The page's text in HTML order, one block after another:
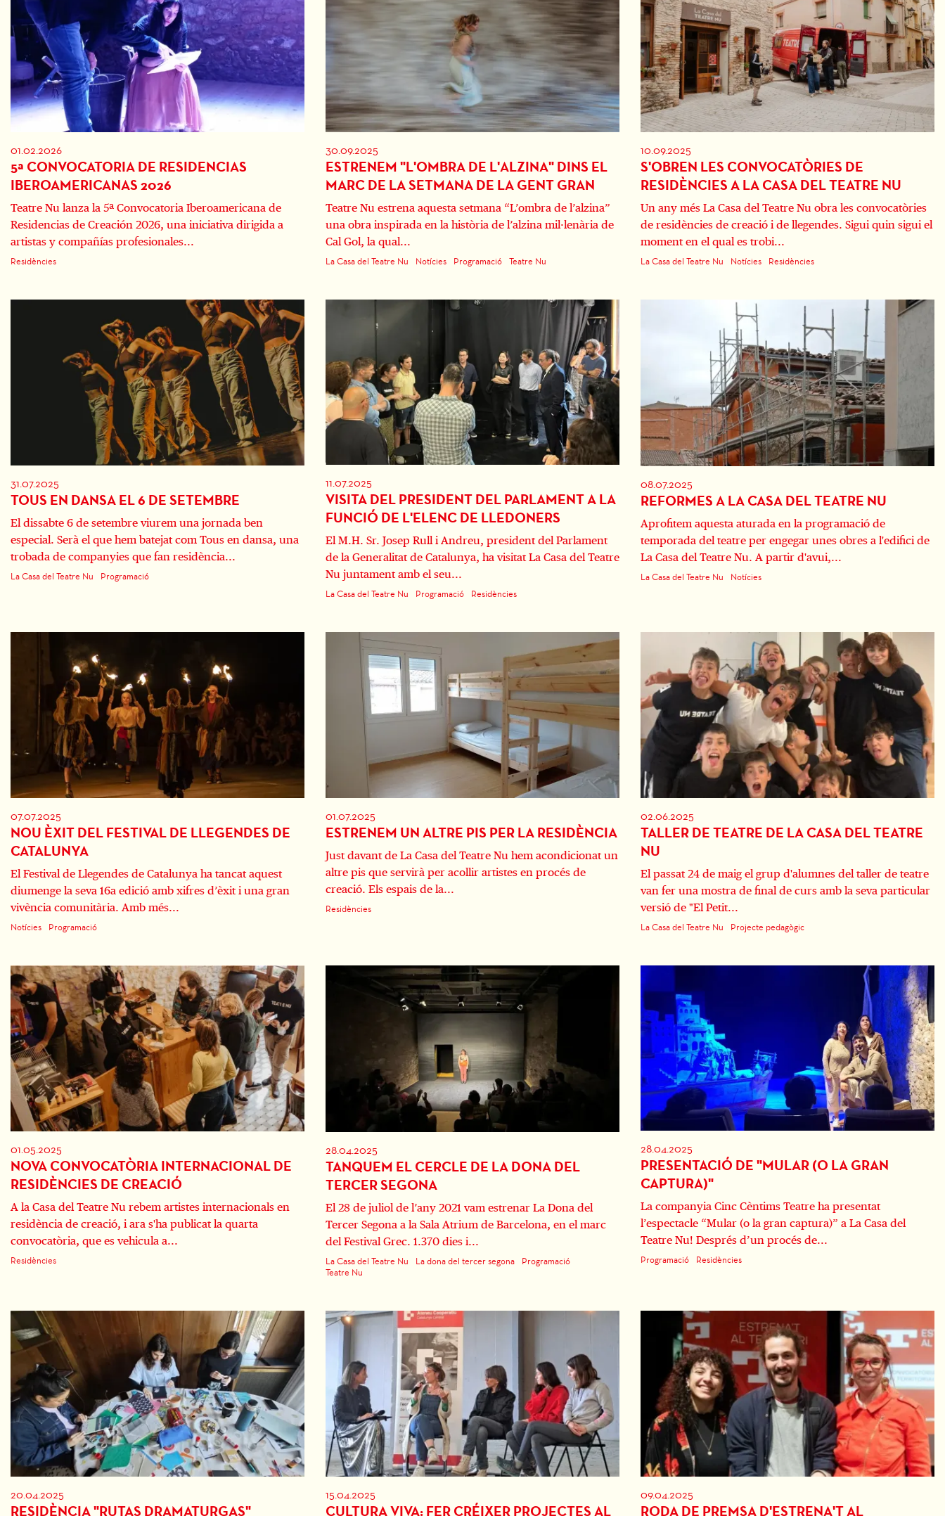
01.02.2026
5ª CONVOCATORIA DE RESIDENCIAS
IBEROAMERICANAS 2026
Teatre Nu lanza la 5ª Convocatoria Iberoamericana de
Residencias de Creación 2026, una iniciativa dirigida a
artistas y compañías profesionales...
Residències
30.09.2025
ESTRENEM "L'OMBRA DE L'ALZINA" DINS EL
MARC DE LA SETMANA DE LA GENT GRAN
Teatre Nu estrena aquesta setmana “L’ombra de l’alzina”
una obra inspirada en la història de l’alzina mil·lenària de
Cal Gol, la qual...
La Casa del Teatre Nu Notícies Programació Teatre Nu
10.09.2025
S'OBREN LES CONVOCATÒRIES DE
RESIDÈNCIES A LA CASA DEL TEATRE NU
Un any més La Casa del Teatre Nu obra les convocatòries
de residències de creació i de llegendes. Sigui quin sigui el
moment en el qual es trobi...
La Casa del Teatre Nu Notícies Residències
31.07.2025
TOUS EN DANSA EL 6 DE SETEMBRE
El dissabte 6 de setembre viurem una jornada ben
especial. Serà el que hem batejat com Tous en dansa, una
trobada de companyies que fan residència...
La Casa del Teatre Nu Programació
11.07.2025
VISITA DEL PRESIDENT DEL PARLAMENT A LA
FUNCIÓ DE L'ELENC DE LLEDONERS
El M.H. Sr. Josep Rull i Andreu, president del Parlament
de la Generalitat de Catalunya, ha visitat La Casa del Teatre
Nu juntament amb el seu...
La Casa del Teatre Nu Programació Residències
08.07.2025
REFORMES A LA CASA DEL TEATRE NU
Aprofitem aquesta aturada en la programació de
temporada del teatre per engegar unes obres a l'edifici de
La Casa del Teatre Nu. A partir d'avui,...
La Casa del Teatre Nu Notícies
07.07.2025
NOU ÈXIT DEL FESTIVAL DE LLEGENDES DE
CATALUNYA
El Festival de Llegendes de Catalunya ha tancat aquest
diumenge la seva 16a edició amb xifres d’èxit i una gran
vivència comunitària. Amb més...
Notícies Programació
01.07.2025
ESTRENEM UN ALTRE PIS PER LA RESIDÈNCIA
Just davant de La Casa del Teatre Nu hem acondicionat un
altre pis que servirà per acollir artistes en procés de
creació. Els espais de la...
Residències
02.06.2025
TALLER DE TEATRE DE LA CASA DEL TEATRE
NU
El passat 24 de maig el grup d'alumnes del taller de teatre
van fer una mostra de final de curs amb la seva particular
versió de "El Petit...
La Casa del Teatre Nu Projecte pedagògic
01.05.2025
NOVA CONVOCATÒRIA INTERNACIONAL DE
RESIDÈNCIES DE CREACIÓ
A la Casa del Teatre Nu rebem artistes internacionals en
residència de creació, i ara s'ha publicat la quarta
convocatòria, que es vehicula a...
Residències
28.04.2025
TANQUEM EL CERCLE DE LA DONA DEL
TERCER SEGONA
El 28 de juliol de l’any 2021 vam estrenar La Dona del
Tercer Segona a la Sala Atrium de Barcelona, en el marc
del Festival Grec. 1.370 dies i...
La Casa del Teatre Nu La dona del tercer segona
Programació
Teatre Nu
28.04.2025
PRESENTACIÓ DE "MULAR (O LA GRAN
CAPTURA)"
La companyia Cinc Cèntims Teatre ha presentat
l’espectacle “Mular (o la gran captura)” a La Casa del
Teatre Nu! Després d’un procés de...
Programació Residències
20.04.2025
RESIDÈNCIA "RUTAS DRAMATURGAS"
15.04.2025
CULTURA VIVA: FER CRÉIXER PROJECTES AL
09.04.2025
RODA DE PREMSA D'ESTRENA'T AL